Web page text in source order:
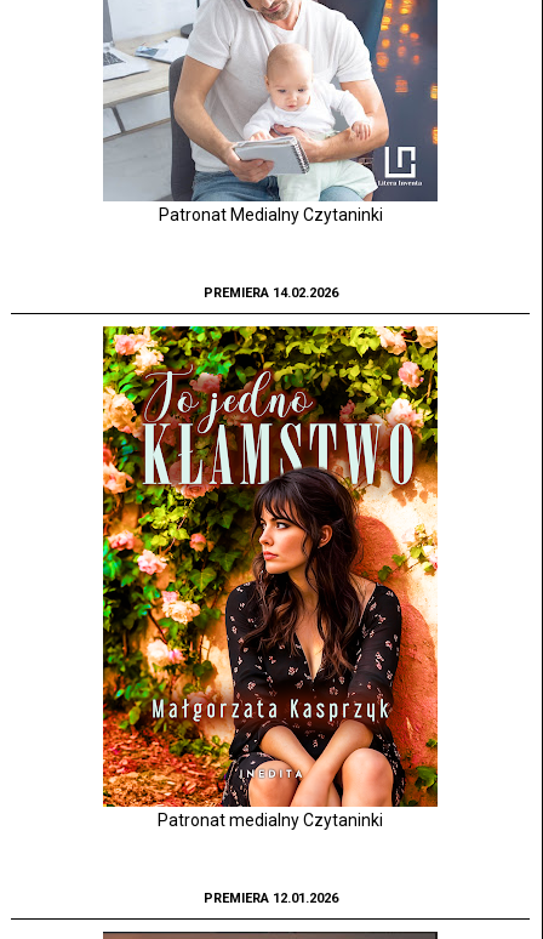
Patronat Medialny Czytaninki
PREMIERA 14.02.2026
Patronat medialny Czytaninki
PREMIERA 12.01.2026